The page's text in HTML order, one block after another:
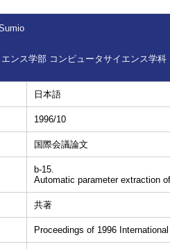
ンス学部 コンピュータサイエンス学科
日本語
1996/10
国際会議論文
b-15.
Automatic parameter extraction
共著
Proceedings of 1996